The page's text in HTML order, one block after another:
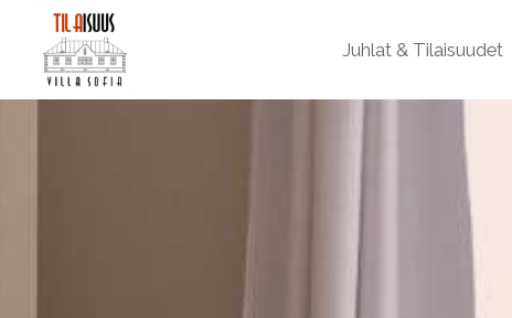
Juhlat & Tilaisuudet